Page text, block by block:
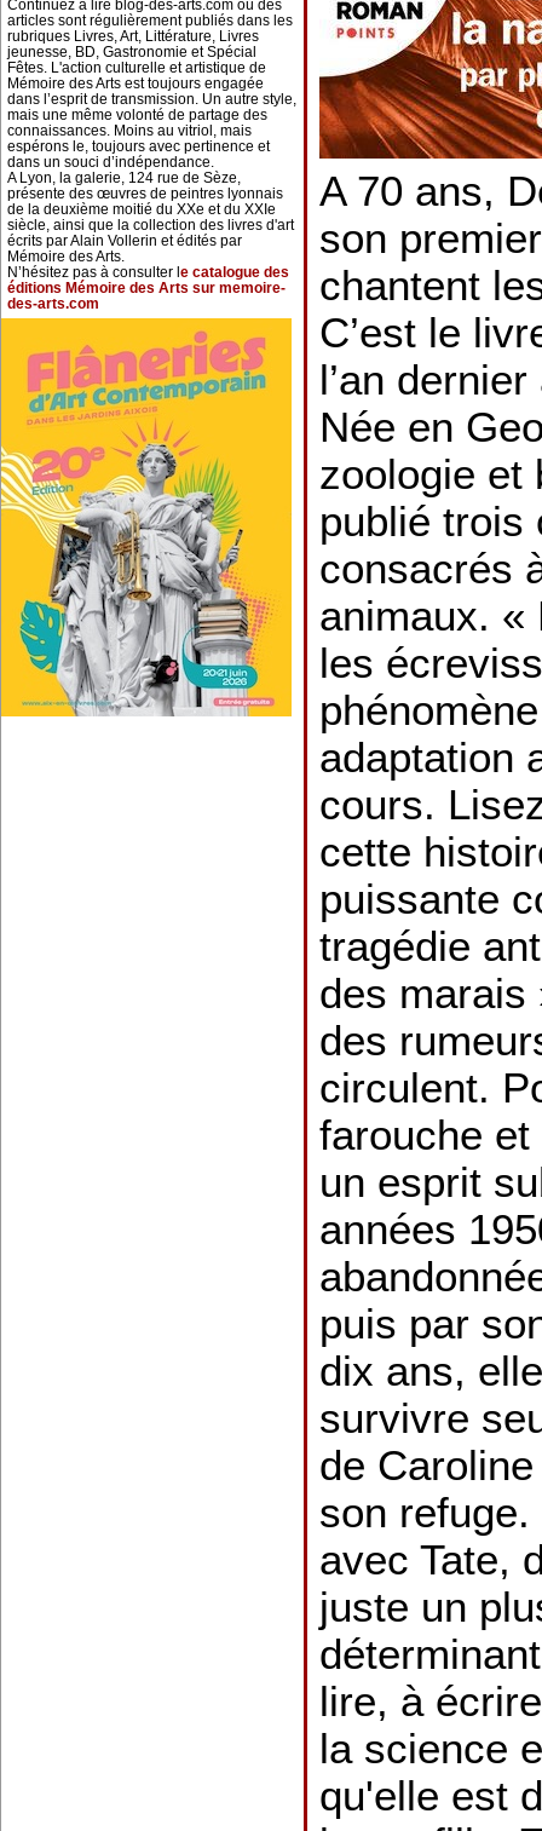
Continuez à lire blog-des-arts.com où des
articles sont régulièrement publiés dans les
rubriques Livres, Art, Littérature, Livres
jeunesse, BD, Gastronomie et Spécial
Fêtes. L'action culturelle et artistique de
Mémoire des Arts est toujours engagée
dans l’esprit de transmission. Un autre style,
mais une même volonté de partage des
connaissances. Moins au vitriol, mais
espérons le, toujours avec pertinence et
dans un souci d’indépendance.
A Lyon, la galerie, 124 rue de Sèze,
présente des œuvres de peintres lyonnais
de la deuxième moitié du XXe et du XXIe
siècle, ainsi que la collection des livres d'art
écrits par Alain Vollerin et édités par
Mémoire des Arts.
N’hésitez pas à consulter l e catalogue des
éditions Mémoire des Arts sur memoire-
des-arts.com
A 70 ans,
son
chantent
C’est le
l’an
Née en
zoologie et
publié trois
consacrés
animaux. «
les
adaptation
cours.
cette
puissante
tragédie
des marais
des
circulent.
farouche
un esprit
années
puis par
dix ans,
survivre
de
son
avec Tate,
juste un
lire, à
la science
qu'elle est